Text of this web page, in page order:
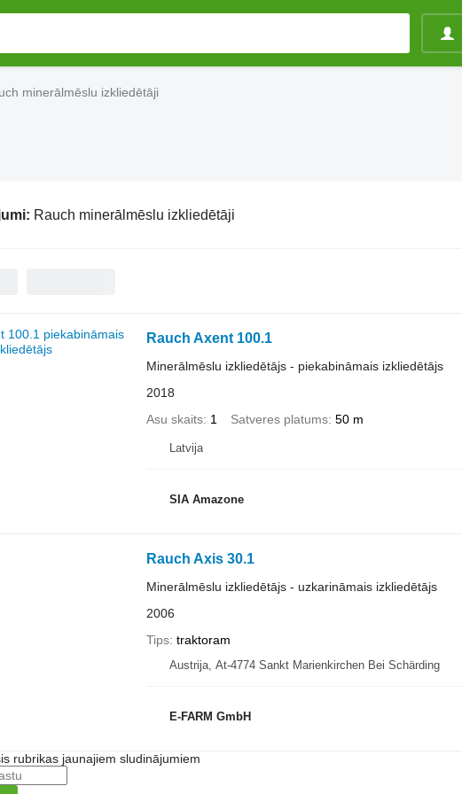
minerālmēslu izkliedētāji
Rauch minerālmēslu izkliedētāji
Rauch Axent 100.1
Minerālmēslu izkliedētājs - piekabināmais izkliedētājs
2018
Asu skaits 1 Satveres platums 50 m
Latvija
SIA Amazone
Rauch Axis 30.1
Minerālmēslu izkliedētājs - uzkarināmais izkliedētājs
2006
Tips traktoram
Austrija, At-4774 Sankt Marienkirchen Bei Schärding
E-FARM GmbH
rubrikas jaunajiem sludinājumiem